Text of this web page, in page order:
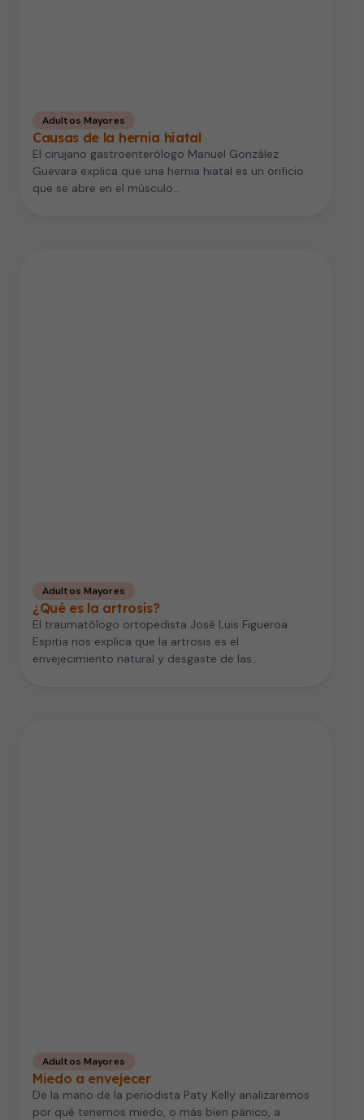
Adultos Mayores
Causas de la hernia hiatal
El cirujano gastroenterólogo Manuel González
Guevara explica que una hernia hiatal es un orificio
que se abre en el músculo…
Adultos Mayores
¿Qué es la artrosis?
El traumatólogo ortopedista José Luis Figueroa
Espitia nos explica que la artrosis es el
envejecimiento natural y desgaste de las…
Adultos Mayores
Miedo a envejecer
De la mano de la periodista Paty Kelly analizaremos
por qué tenemos miedo, o más bien pánico, a